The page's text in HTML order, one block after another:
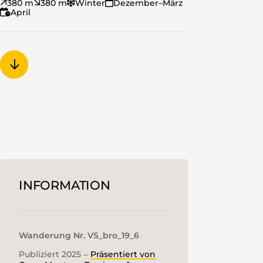
380 m 380 m Winter
Dezember–März
April
INFORMATION
Wanderung Nr. VS_bro_19_6
Publiziert 2025 ‒ Präsentiert von